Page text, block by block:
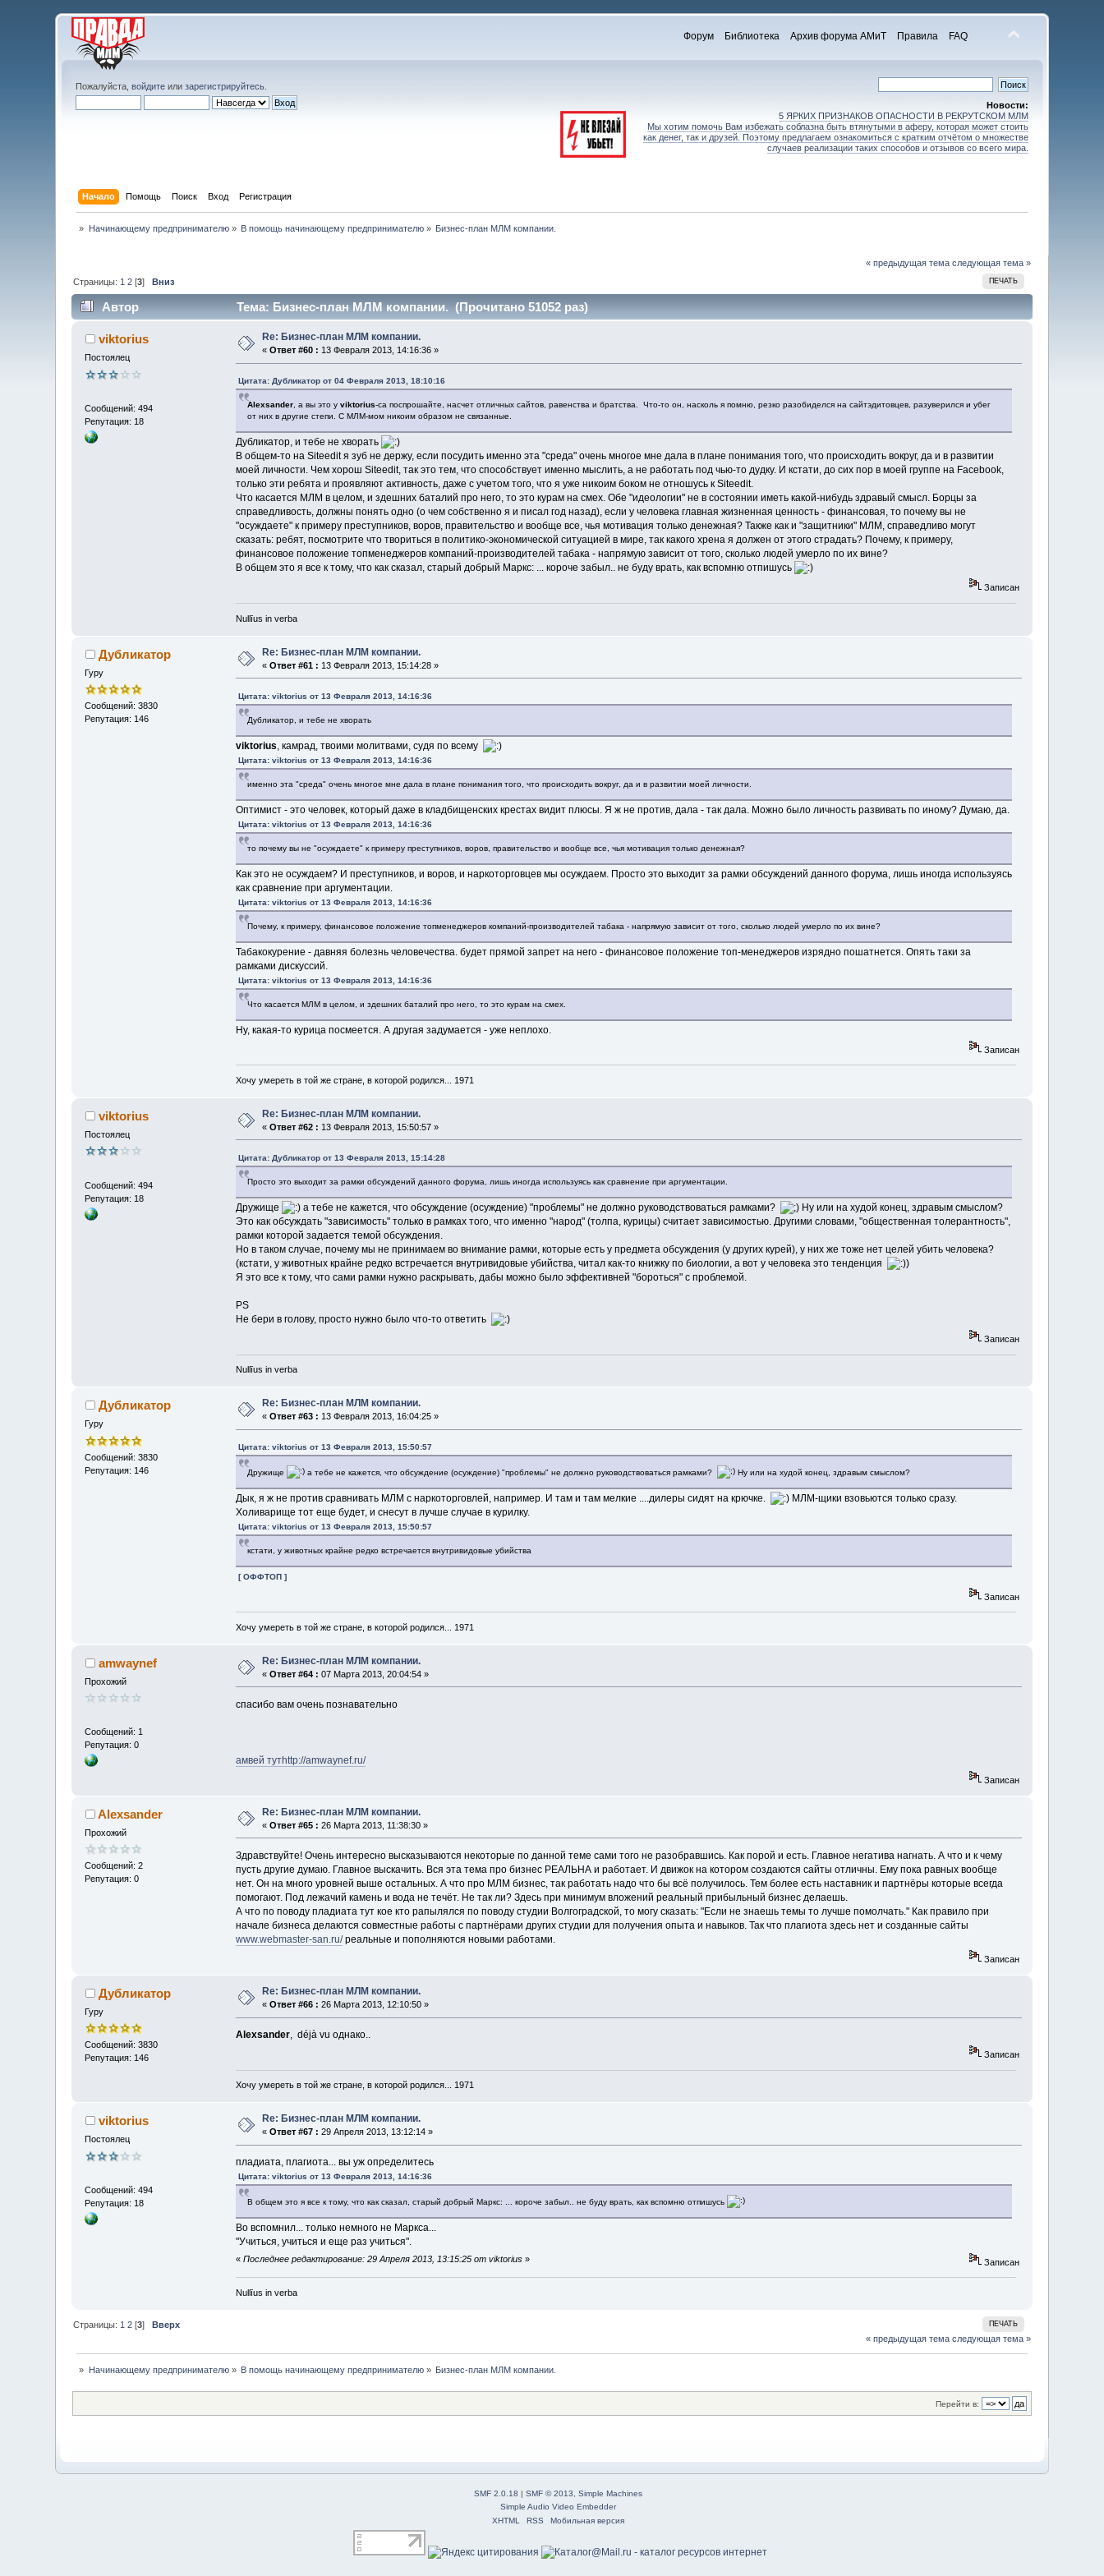
Форум Библиотека Архив форума АМиТ Правила FAQ
Пожалуйста,войдите илизарегистрируйтесь
Новости:
5 ЯРКИХ ПРИЗНАКОВ ОПАСНОСТИ В РЕКРУТСКОМ МЛМ
Мы хотим помочь Вам избежать соблазна быть втянутыми в аферу, которая может стоить
как денег, так и друзей. Поэтому предлагаем ознакомиться с кратким отчётом о множестве
случаев реализации таких способов и отзывов со всего мира.
Начало Помощь Поиск Вход Регистрация
» Начинающему предпринимателю» В помощь начинающему предпринимателю » Бизнес-план МЛМ компании.
« предыдущая тема следующая тема »
ПЕЧАТЬ
Страницы: 1 2 [3]Вниз
Автор Тема: Бизнес-план МЛМ компании. (Прочитано 51052 раз)
viktorius
Постоялец
Сообщений: 494
Репутация: 18
Re: Бизнес-план МЛМ компании.
«Ответ #60 : 13 Февраля 2013, 14:16:36 »
Цитата: Дубликатор от 04 Февраля 2013, 18:10:16
Alexsander, а вы это у viktorius-са поспрошайте, насчет отличных сайтов, равенства и братства. Что-то он, насколь я помню, резко разобиделся на сайтэдитовцев, разуверился и убег
от них в другие степи. С МЛМ-мом никоим образом не связанные.
Дубликатор, и тебе не хворать
В общем-то на Siteedit я зуб не держу, если посудить именно эта "среда" очень многое мне дала в плане понимания того, что происходить вокруг, да и в развитии
моей личности. Чем хорош Siteedit, так это тем, что способствует именно мыслить, а не работать под чью-то дудку. И кстати, до сих пор в моей группе на Facebook,
только эти ребята и проявляют активность, даже с учетом того, что я уже никоим боком не отношусь к Siteedit.
Что касается МЛМ в целом, и здешних баталий про него, то это курам на смех. Обе "идеологии" не в состоянии иметь какой-нибудь здравый смысл. Борцы за
справедливость, должны понять одно (о чем собственно я и писал год назад), если у человека главная жизненная ценность - финансовая, то почему вы не
"осуждаете" к примеру преступников, воров, правительство и вообще все, чья мотивация только денежная? Также как и "защитники" МЛМ, справедливо могут
сказать: ребят, посмотрите что твориться в политико-экономической ситуацией в мире, так какого хрена я должен от этого страдать? Почему, к примеру,
финансовое положение топменеджеров компаний-производителей табака - напрямую зависит от того, сколько людей умерло по их вине?
В общем это я все к тому, что как сказал, старый добрый Маркс: ... короче забыл.. не буду врать, как вспомню отпишусь
Записан
Nullīus in verba
Дубликатор
Гуру
Сообщений: 3830
Репутация: 146
Re: Бизнес-план МЛМ компании.
«Ответ #61 : 13 Февраля 2013, 15:14:28 »
Цитата: viktorius от 13 Февраля 2013, 14:16:36
Дубликатор, и тебе не хворать
viktorius , камрад, твоими молитвами, судя по всему
Цитата: viktorius от 13 Февраля 2013, 14:16:36
именно эта "среда" очень многое мне дала в плане понимания того, что происходить вокруг, да и в развитии моей личности.
Оптимист - это человек, который даже в кладбищенских крестах видит плюсы. Я ж не против, дала - так дала. Можно было личность развивать по иному? Думаю, да.
Цитата: viktorius от 13 Февраля 2013, 14:16:36
то почему вы не "осуждаете" к примеру преступников, воров, правительство и вообще все, чья мотивация только денежная?
Как это не осуждаем? И преступников, и воров, и наркоторговцев мы осуждаем. Просто это выходит за рамки обсуждений данного форума, лишь иногда используясь
как сравнение при аргументации.
Цитата: viktorius от 13 Февраля 2013, 14:16:36
Почему, к примеру, финансовое положение топменеджеров компаний-производителей табака - напрямую зависит от того, сколько людей умерло по их вине?
Табакокурение - давняя болезнь человечества. будет прямой запрет на него - финансовое положение топ-менеджеров изрядно пошатнется. Опять таки за
рамками дискуссий.
Цитата: viktorius от 13 Февраля 2013, 14:16:36
Что касается МЛМ в целом, и здешних баталий про него, то это курам на смех.
Ну, какая-то курица посмеется. А другая задумается - уже неплохо.
Записан
Хочу умереть в той же стране, в которой родился... 1971
viktorius
Постоялец
Сообщений: 494
Репутация: 18
Re: Бизнес-план МЛМ компании.
«Ответ #62 : 13 Февраля 2013, 15:50:57 »
Цитата: Дубликатор от 13 Февраля 2013, 15:14:28
Просто это выходит за рамки обсуждений данного форума, лишь иногда используясь как сравнение при аргументации.
Дружище а тебе не кажется, что обсуждение (осуждение) "проблемы" не должно руководствоваться рамками?
Ну или на худой конец, здравым смыслом?
Это как обсуждать "зависимость" только в рамках того, что именно "народ" (толпа, курицы) считает зависимостью. Другими словами, "общественная толерантность",
рамки которой задается темой обсуждения.
Но в таком случае, почему мы не принимаем во внимание рамки, которые есть у предмета обсуждения (у других курей), у них же тоже нет целей убить человека?
(кстати, у животных крайне редко встречается внутривидовые убийства, читал как-то книжку по биологии, а вот у человека это тенденция
)
Я это все к тому, что сами рамки нужно раскрывать, дабы можно было эффективней "бороться" с проблемой.
PS
Не бери в голову, просто нужно было что-то ответить
Записан
Nullīus in verba
Дубликатор
Гуру
Сообщений: 3830
Репутация: 146
Re: Бизнес-план МЛМ компании.
«Ответ #63 : 13 Февраля 2013, 16:04:25 »
Цитата: viktorius от 13 Февраля 2013, 15:50:57
Дружище а тебе не кажется, что обсуждение (осуждение) "проблемы" не должно руководствоваться рамками? Ну или на худой конец, здравым смыслом?
Дык, я ж не против сравнивать МЛМ с наркоторговлей, например. И там и там мелкие ....дилеры сидят на крючке.
МЛМ-щики взовьются только сразу.
Холиварище тот еще будет, и снесут в лучше случае в курилку.
Цитата: viktorius от 13 Февраля 2013, 15:50:57
кстати, у животных крайне редко встречается внутривидовые убийства
[ ОФФТОП ]
Записан
Хочу умереть в той же стране, в которой родился... 1971
amwaynef
Прохожий
Сообщений: 1
Репутация: 0
Re: Бизнес-план МЛМ компании.
«Ответ #64 : 07 Марта 2013, 20:04:54 »
спасибо вам очень познавательно
амвей тутhttp://amwaynef.ru/
Записан
Alexsander
Прохожий
Сообщений: 2
Репутация: 0
Re: Бизнес-план МЛМ компании.
«Ответ #65 : 26 Марта 2013, 11:38:30 »
Здравствуйте! Очень интересно высказываются некоторые по данной теме сами того не разобравшись. Как порой и есть. Главное негатива нагнать. А что и к чему
пусть другие думаю. Главное выскачить. Вся эта тема про бизнес РЕАЛЬНА и работает. И движок на котором создаются сайты отличны. Ему пока равных вообще
нет. Он на много уровней выше остальных. А что про МЛМ бизнес, так работать надо что бы всё получилось. Тем более есть наставник и партнёры которые всегда
помогают. Под лежачий камень и вода не течёт. Не так ли? Здесь при минимум вложений реальный прибыльный бизнес делаешь.
А что по поводу пладиата тут кое кто рапылялся по поводу студии Волгоградской, то могу сказать: "Если не знаешь темы то лучше помолчать." Как правило при
начале бизнеса делаются совместные работы с партнёрами других студии для получения опыта и навыков. Так что плагиота здесь нет и созданные сайты
www.webmaster-san.ru/реальные и пополняются новыми работами.
Записан
Дубликатор
Гуру
Сообщений: 3830
Репутация: 146
Re: Бизнес-план МЛМ компании.
«Ответ #66 : 26 Марта 2013, 12:10:50 »
Alexsander, déjà vu однако..
Записан
Хочу умереть в той же стране, в которой родился... 1971
viktorius
Постоялец
Сообщений: 494
Репутация: 18
Re: Бизнес-план МЛМ компании.
«Ответ #67 : 29 Апреля 2013, 13:12:14 »
пладиата, плагиота... вы уж определитесь
Цитата: viktorius от 13 Февраля 2013, 14:16:36
В общем это я все к тому, что как сказал, старый добрый Маркс: ... короче забыл.. не буду врать, как вспомню отпишусь
Во вспомнил... только немного не Маркса...
"Учиться, учиться и еще раз учиться".
« Последнее редактирование: 29 Апреля 2013, 13:15:25 от viktorius» Записан
Nullīus in verba
ПЕЧАТЬ
Страницы: 1 2 [3]Вверх
« предыдущая тема следующая тема »
» Начинающему предпринимателю» В помощь начинающему предпринимателю » Бизнес-план МЛМ компании.
Перейти в:
SMF 2.0.18 | SMF © 2013
Simple Machines
Simple Audio Video Embedder
XHTML
RSS Мобильная версия